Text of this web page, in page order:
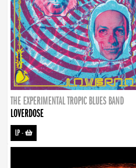
THE EXPERIMENTAL TROPIC BLUES BAND
LOVERDOSE
LP-